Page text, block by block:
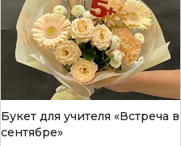
Букет для учителя «Встреча в
сентябре»